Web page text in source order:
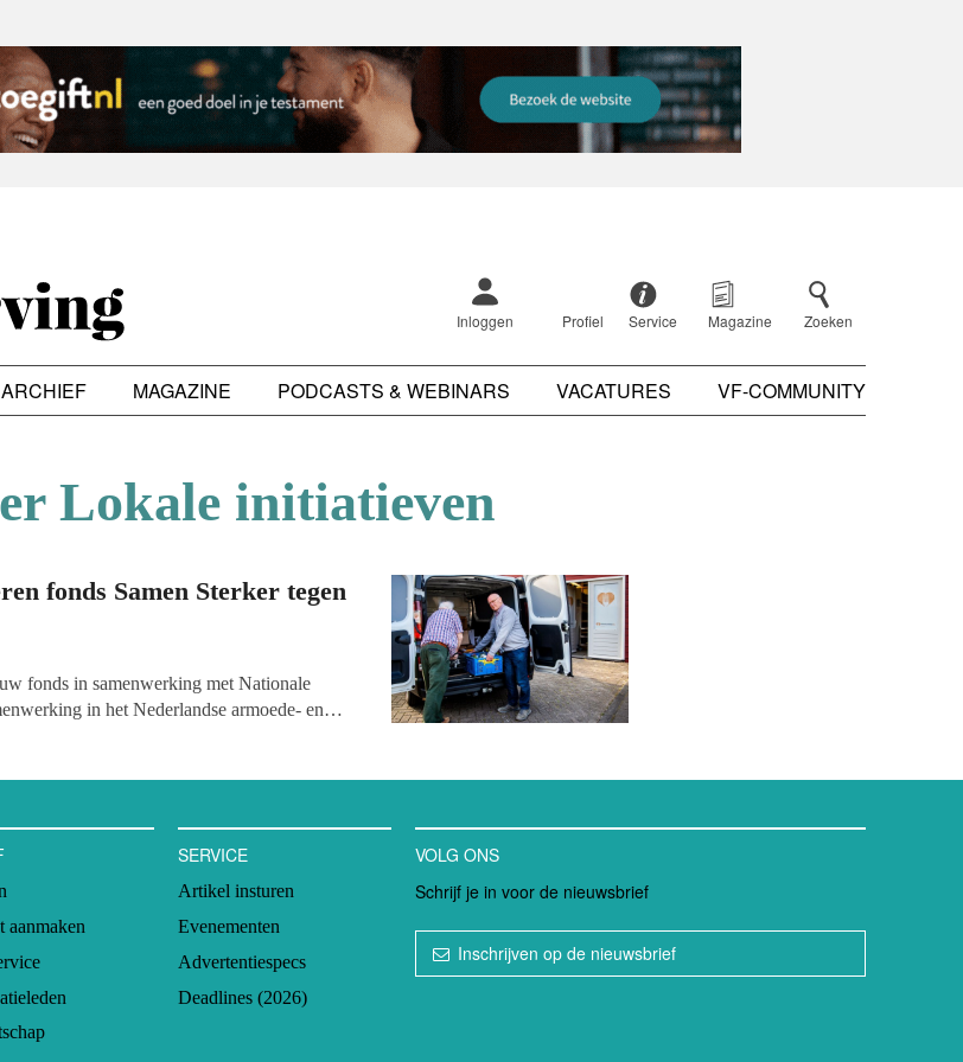
Inloggen Profiel Service Magazine Zoeken
MAGAZINE PODCASTS & WEBINARS VACATURES VF-COMMUNITY
Lokale initiatieven
fonds Samen Sterker tegen
fonds in samenwerking met Nationale
in het Nederlandse armoede- en
aanmaken
SERVICE
Artikel insturen
Evenementen
Advertentiespecs
Deadlines (2026)
VOLG ONS
Schrijf je in voor de nieuwsbrief
Inschrijven op de nieuwsbrief